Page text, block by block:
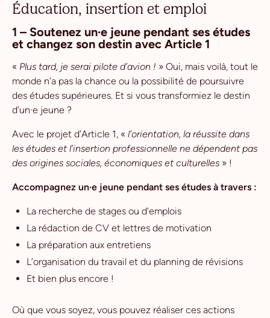
Éducation, insertion et emploi
1 – Soutenez un·e jeune pendant ses études
et changez son destin avec Article 1
« Plus tard, je serai pilote d’avion ! » Oui, mais voilà, tout le
monde n’a pas la chance ou la possibilité de poursuivre
des études supérieures. Et si vous transformiez le destin
d’un·e jeune ?
Avec le projet d’Article 1, « l’orientation, la réussite dans
les études et l’insertion professionnelle ne dépendent pas
des origines sociales, économiques et culturelles » !
Accompagnez un·e jeune pendant ses études à travers :
La recherche de stages ou d’emplois
La rédaction de CV et lettres de motivation
La préparation aux entretiens
L’organisation du travail et du planning de révisions
Et bien plus encore !
Où que vous soyez, vous pouvez réaliser ces actions